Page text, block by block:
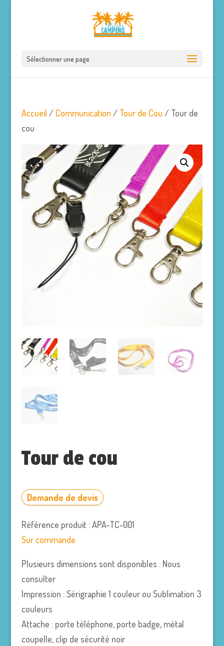
Sélectionner une page
Accueil / Communication / Tour de Cou / Tour de
cou
Tour de cou
Demande de devis
Référence produit : APA-TC-001
Sur commande
Plusieurs dimensions sont disponibles : Nous
consulter
Impression : Sérigraphie 1 couleur ou Sublimation 3
couleurs
Attache : porte téléphone, porte badge, métal
coupelle, clip de sécurité noir